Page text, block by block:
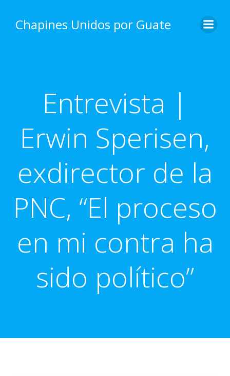
content
Chapines Unidos por Guate
Entrevista |
Erwin Sperisen,
exdirector de la
PNC, “El proceso
en mi contra ha
sido político”